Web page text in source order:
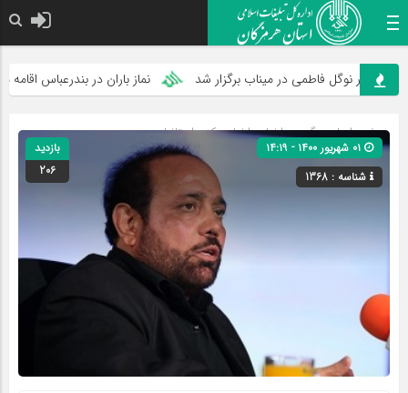
نوگل فاطمی در میناب برگزار شد نماز باران در بندرعباس اقامه می‌شود
صفحه اصلی» گروه »اخبار»اخبار مرکز و استانها
شناسه : 1368
بازدید
206